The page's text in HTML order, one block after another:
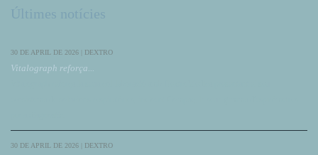
30 DE APRIL DE 2026 | DEXTRO
Vitalograph reforça...
30 DE APRIL DE 2026 | DEXTRO